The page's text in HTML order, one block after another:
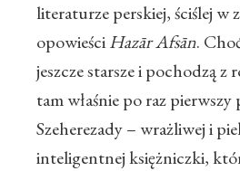
literaturze perskiej, ściślej w
opowieściHazār Afsān.
jeszcze starsze i pochodzą z
tam właśnie po raz pierwszy
Szeherezady – wrażliwej i
inteligentnej księżniczki,